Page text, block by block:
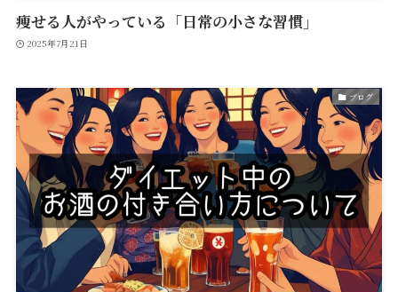
痩せる人がやっている「日常の小さな習慣」
2025年7月21日
ブログ